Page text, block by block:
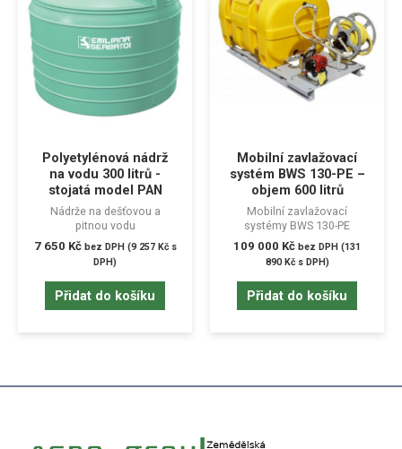
Polyetylénová nádrž
na vodu 300 litrů -
stojatá model PAN
Nádrže na dešťovou a
pitnou vodu
7 650 Kč bez DPH (9 257 Kčs
DPH)
Přidat do košíku
Mobilní zavlažovací
systém BWS 130-PE –
objem 600 litrů
Mobilní zavlažovací
systémy BWS 130-PE
109 000 Kč bez DPH (131
890Kčs DPH)
Přidat do košíku